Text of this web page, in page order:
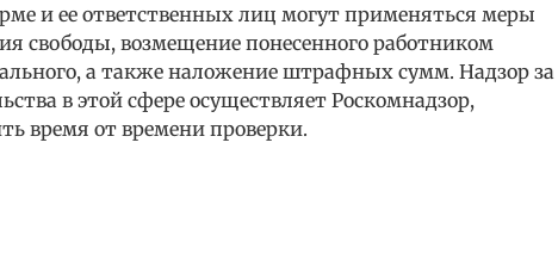
и ее ответственных лиц могут применяться меры
свободы, возмещение понесенного работником
а также наложение штрафных сумм. Надзор за
в этой сфере осуществляет Роскомнадзор,
время от времени проверки.